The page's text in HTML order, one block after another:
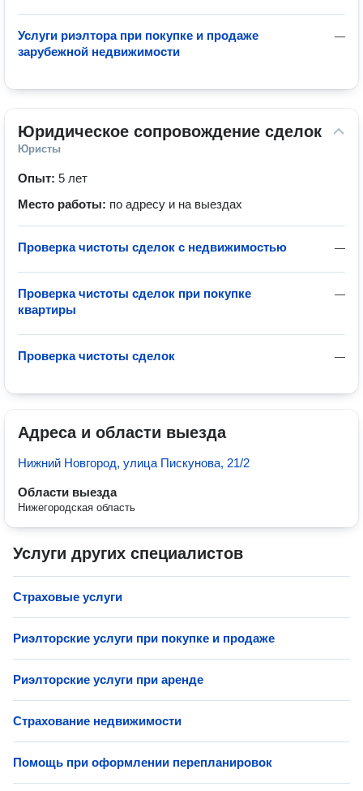
—
Услуги риэлтора при покупке и продаже
зарубежной недвижимости
Юридическое сопровождение сделок
Юристы
Опыт: 5 лет
Место работы: по адресу и на выездах
—
Проверка чистоты сделок с недвижимостью
—
Проверка чистоты сделок при покупке
квартиры
—
Проверка чистоты сделок
Адреса и области выезда
Нижний Новгород, улица Пискунова, 21/2
Области выезда
Нижегородская область
Услуги других специалистов
Страховые услуги
Риэлторские услуги при покупке и продаже
Риэлторские услуги при аренде
Страхование недвижимости
Помощь при оформлении перепланировок